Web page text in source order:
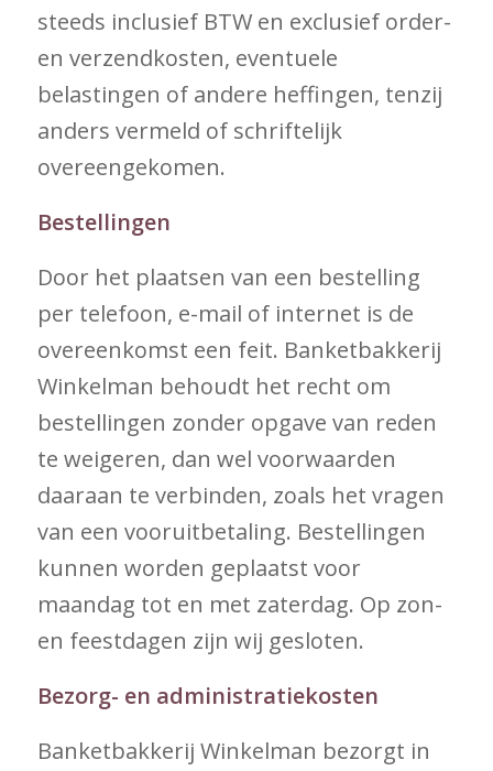
steeds inclusief BTW en exclusief order-
en verzendkosten, eventuele
belastingen of andere heffingen, tenzij
anders vermeld of schriftelijk
overeengekomen.
Bestellingen
Door het plaatsen van een bestelling
per telefoon, e-mail of internet is de
overeenkomst een feit. Banketbakkerij
Winkelman behoudt het recht om
bestellingen zonder opgave van reden
te weigeren, dan wel voorwaarden
daaraan te verbinden, zoals het vragen
van een vooruitbetaling. Bestellingen
kunnen worden geplaatst voor
maandag tot en met zaterdag. Op zon-
en feestdagen zijn wij gesloten.
Bezorg- en administratiekosten
Banketbakkerij Winkelman bezorgt in